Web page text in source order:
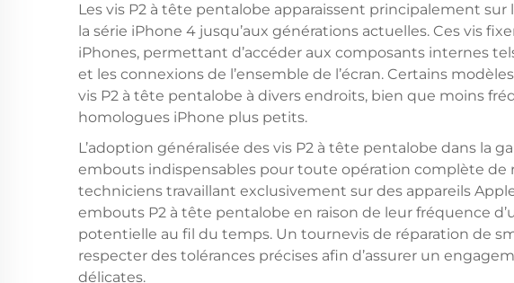
Les vis P2 à tête pentalobe apparaissent principalement sur
la série iPhone 4 jusqu’aux générations actuelles. Ces vis
iPhones, permettant d’accéder aux composants internes
et les connexions de l’ensemble de l’écran. Certains
vis P2 à tête pentalobe à divers endroits, bien que moins
homologues iPhone plus petits.
L’adoption généralisée des vis P2 à tête pentalobe dans la
embouts indispensables pour toute opération complète de
techniciens travaillant exclusivement sur des appareils
embouts P2 à tête pentalobe en raison de leur fréquence
potentielle au fil du temps. Un tournevis de réparation de
respecter des tolérances précises afin d’assurer un
délicates.